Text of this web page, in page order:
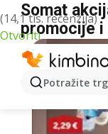
(14,1 tis. recenzija)
Otvoriti
Potražite
Somat
promocije i